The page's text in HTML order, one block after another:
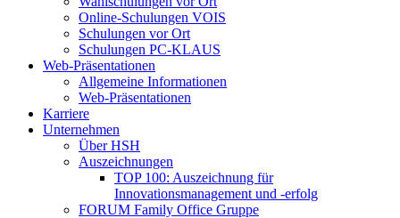
Online-Schulungen VOIS
Schulungen vor Ort
Schulungen PC-KLAUS
Web-Präsentationen
Allgemeine Informationen
Web-Präsentationen
Karriere
Unternehmen
Über HSH
Auszeichnungen
TOP 100: Auszeichnung für
Innovationsmanagement und -erfolg
FORUM Family Office Gruppe